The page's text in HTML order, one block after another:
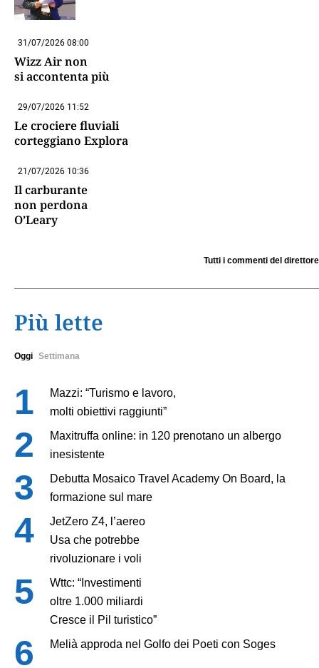
31/07/2026 08:00
Wizz Air non
si accontenta più
29/07/2026 11:52
Le crociere fluviali
corteggiano Explora
21/07/2026 10:36
Il carburante
non perdona
O’Leary
Tutti i commenti del direttore
Più lette
Oggi Settimana
Mazzi: “Turismo e lavoro,
molti obiettivi raggiunti”
Maxitruffa online: in 120 prenotano un albergo
inesistente
Debutta Mosaico Travel Academy On Board, la
formazione sul mare
JetZero Z4, l’aereo
Usa che potrebbe
rivoluzionare i voli
Wttc: “Investimenti
oltre 1.000 miliardi
Cresce il Pil turistico”
Melià approda nel Golfo dei Poeti con Soges